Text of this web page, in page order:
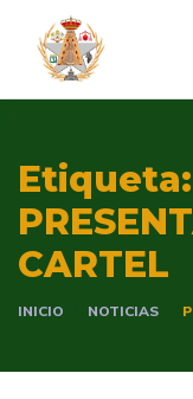
Etiqueta:
CARTEL
INICIO NOTICIAS